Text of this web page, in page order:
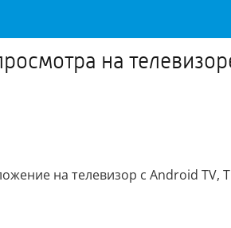
на
на телевизор с Android TV,